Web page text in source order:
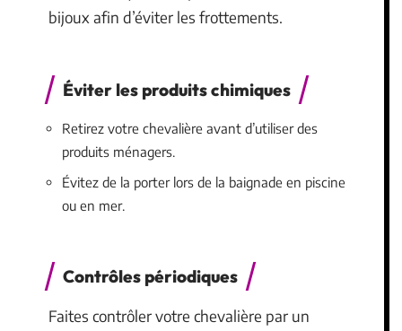
bijoux afin d’éviter les frottements.
Éviter les produits chimiques
Retirez votre chevalière avant d’utiliser des
produits ménagers.
Évitez de la porter lors de la baignade en piscine
ou en mer.
Contrôles périodiques
Faites contrôler votre chevalière par un